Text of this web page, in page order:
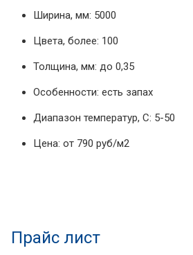
Ширина, мм: 5000
Цвета, более: 100
Толщина, мм: до 0,35
Особенности: есть запах
Диапазон температур, С: 5-50
Цена: от 790 руб/м2
Прайс лист